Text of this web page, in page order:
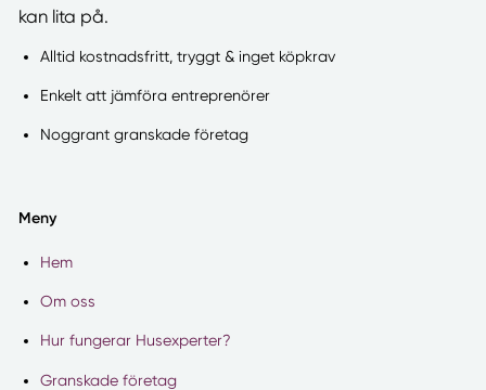
kan lita på.
Alltid kostnadsfritt, tryggt & inget köpkrav
Enkelt att jämföra entreprenörer
Noggrant granskade företag
Meny
Hem
Om oss
Hur fungerar Husexperter?
Granskade företag